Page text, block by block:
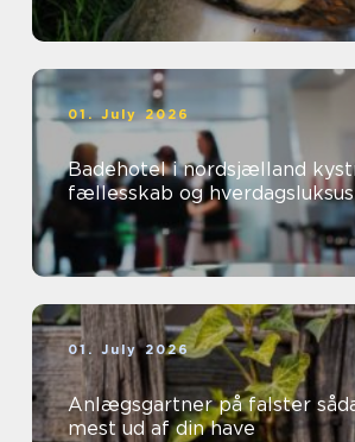
01. July 2026
Badehotel i nordsjælland kystnær ro,
fællesskab og hverdagsluksus
01. July 2026
Anlægsgartner på falster sådan får du
mest ud af din have